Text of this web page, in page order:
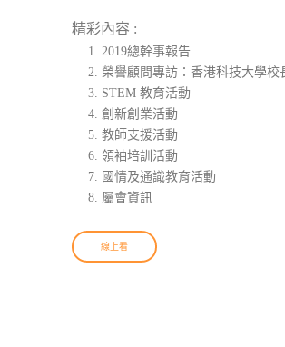
精彩內容 :
2019總幹事報告
榮譽顧問專訪：香港科技大學
STEM 教育活動
創新創業活動
教師支援活動
領袖培訓活動
國情及通識教育活動
屬會資訊
線上看